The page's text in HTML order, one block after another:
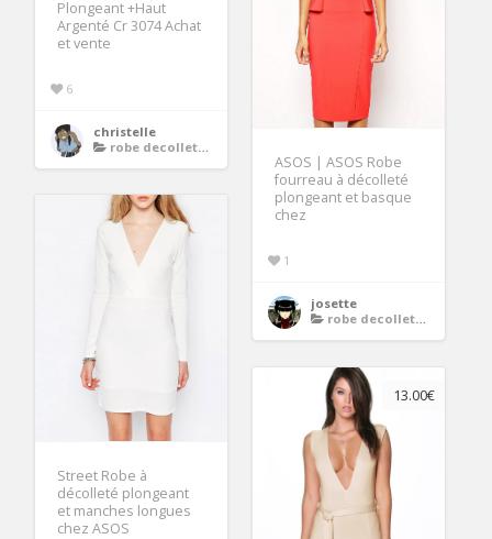
Plongeant +Haut
Argenté Cr 3074 Achat
et vente
6
christelle
robe decollete plongeant
ASOS | ASOS Robe
fourreau à décolleté
plongeant et basque
chez
1
josette
robe decollete plongeant
Street Robe à
décolleté plongeant
et manches longues
chez ASOS
13.00€